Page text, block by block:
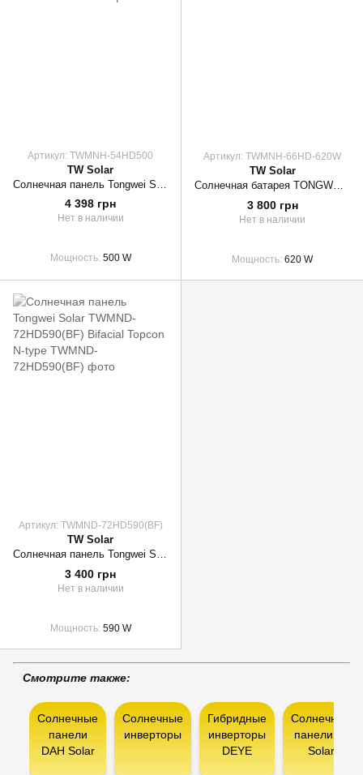
Артикул: TWMNH-54HD500
TW Solar
4 398 грн
Нет в наличии
Мощность 500 W
Артикул: TWMNH-66HD-620W
TW Solar
Солнечная батарея TONGWEI TWMNH-66HD 620W
3 800 грн
Нет в наличии
Мощность 620 W
Артикул: TWMND-72HD590(BF)
TW Solar
Солнечная панель Tongwei Solar TWMND-72HD590(BF) Bifacial Topcon N-type
3 400 грн
Нет в наличии
Мощность 590 W
Смотрите также:
Солнечные
панели
DAH Solar
Солнечные
инверторы
Гибридные
инверторы
DEYE
Солнечные
панели Ja
Solar